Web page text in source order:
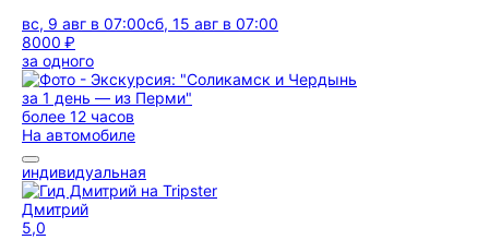
вс, 9 авг в 07:00сб, 15 авг в 07:00
8000 ₽
за одного
более 12 часов
На автомобиле
индивидуальная
Дмитрий
5,0